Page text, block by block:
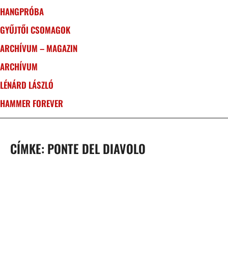
HANGPRÓBA
GYŰJTŐI CSOMAGOK
ARCHÍVUM – MAGAZIN
ARCHÍVUM
LÉNÁRD LÁSZLÓ
HAMMER FOREVER
CÍMKE: PONTE DEL DIAVOLO